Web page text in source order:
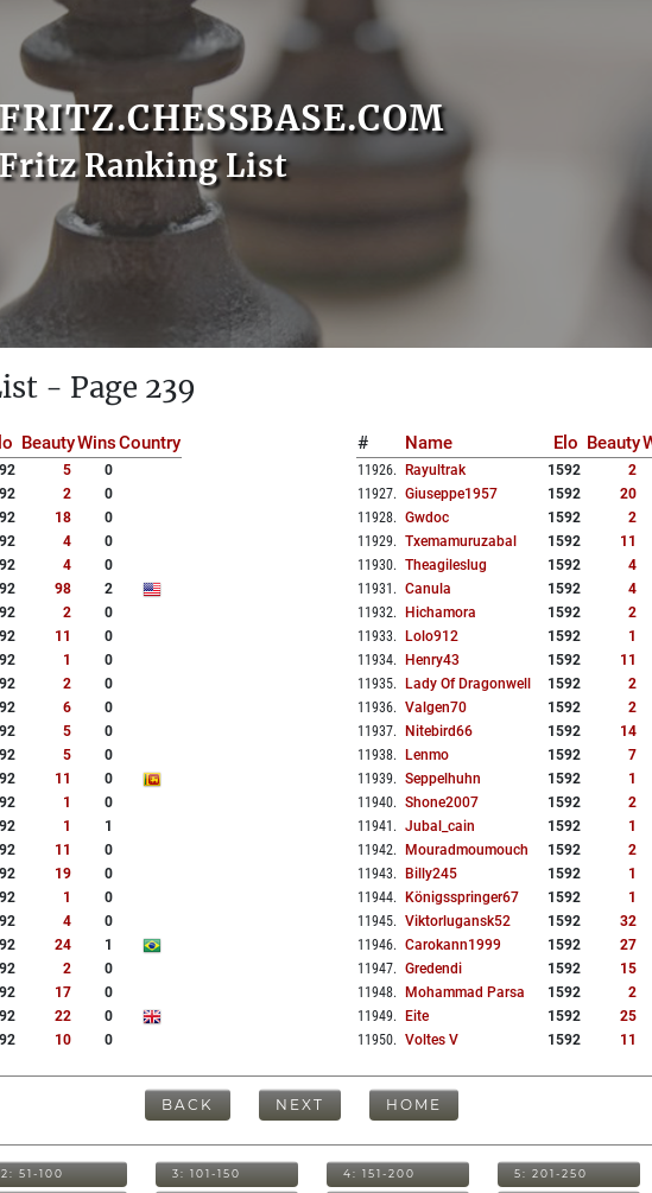
FRITZ.CHESSBASE.COM
Fritz Ranking List
- Page 239
BeautyWinsCountry
5
0
2
0
18
0
4
0
4
0
98
2
2
0
11
0
1
0
2
0
6
0
5
0
5
0
11
0
1
0
1
1
11
0
19
0
1
0
4
0
24
1
2
0
17
0
22
0
10 0
# Name Elo Beauty
11926. Rayultrak 1592 2
11927. Giuseppe1957 1592 20
11928. Gwdoc 1592 2
11929. Txemamuruzabal 1592 11
11930. Theagileslug 1592 4
11931 . Canula 1592 4
11932. Hichamora 1592 2
11933. Lolo912 1592 1
11934. Henry43 1592 11
11935. Lady Of Dragonwell 1592 2
11936. Valgen70 1592 2
11937. Nitebird66 1592 14
11938. Lenmo 1592 7
11939. Seppelhuhn 1592 1
11940. Shone2007 1592 2
11941 . Jubal_cain 1592 1
11942. Mouradmoumouch 1592 2
11943. Billy245 1592 1
11944. Königsspringer67 1592 1
11945. Viktorlugansk52 1592 32
11946. Carokann1999 1592 27
11947. Gredendi 1592 15
11948. Mohammad Parsa 1592 2
11949. Eite 1592 25
11950. Voltes V 1592 11
BACK NEXT HOME
2: 51-100 3: 101-150 4: 151-200 5: 201-250